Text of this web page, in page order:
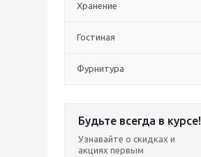
Хранение
Гостиная
Фурнитура
Будьте всегда в курсе!
Узнавайте о скидках и
акциях первым